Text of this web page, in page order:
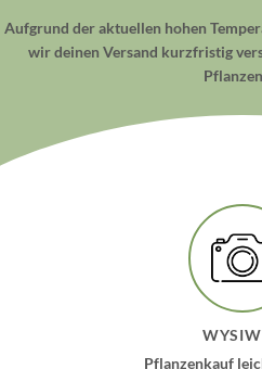
Aufgrund der aktuellen hohen
wir deinen Versand kurzfristig
Pflanzenkauf